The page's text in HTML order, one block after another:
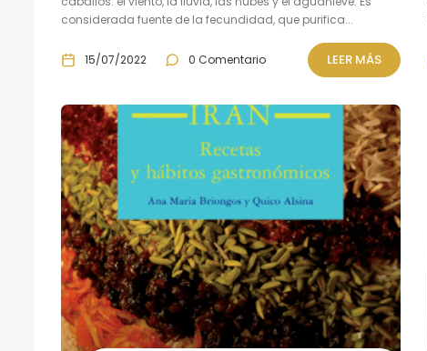
considerada fuente de la fecundidad, que purifica...
15/07/2022 0 Comentario LEER MÁS